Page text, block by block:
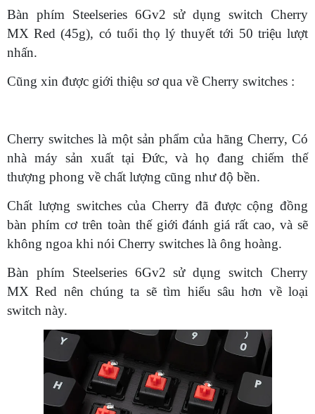
Bàn phím Steelseries 6Gv2 sử dụng switch Cherry
MX Red (45g), có tuổi thọ lý thuyết tới 50 triệu lượt
nhấn.
Cũng xin được giới thiệu sơ qua về Cherry switches :
Cherry switches là một sản phẩm của hãng Cherry, Có
nhà máy sản xuất tại Đức, và họ đang chiếm thế
thượng phong về chất lượng cũng như độ bền.
Chất lượng switches của Cherry đã được cộng đồng
bàn phím cơ trên toàn thế giới đánh giá rất cao, và sẽ
không ngoa khi nói Cherry switches là ông hoàng.
Bàn phím Steelseries 6Gv2 sử dụng switch Cherry
MX Red nên chúng ta sẽ tìm hiểu sâu hơn về loại
switch này.